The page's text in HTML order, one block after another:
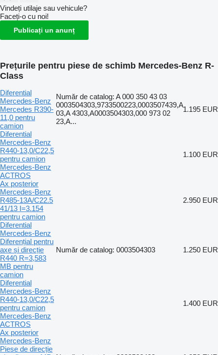
Vindeți utilaje sau vehicule?
Faceți-o cu noi!
Publicați un anunț
Prețurile pentru piese de schimb Mercedes-Benz R-
Class
Diferential
Mercedes-Benz
Mercedes R390-
11,0 pentru
camion
Număr de catalog: A 000 350 43 03
0003504303,9733500223,0003507439,A
03,A 4303,A0003504303,000 973 02
23,A...
1.195 EUR
Diferential
Mercedes-Benz
R440-13,0/C22,5
pentru camion
Mercedes-Benz
ACTROS
1.100 EUR
Ax posterior
Mercedes-Benz
R485-13A/C22.5
41/13 I=3.154
pentru camion
2.950 EUR
Diferential
Mercedes-Benz
Diferențial pentru
axe și direcție
R440 R=3,583
MB pentru
camion
Număr de catalog: 0003504303 1.250 EUR
Diferential
Mercedes-Benz
R440-13,0/C22,5
pentru camion
Mercedes-Benz
ACTROS
1.400 EUR
Ax posterior
Mercedes-Benz
Piese de direcție